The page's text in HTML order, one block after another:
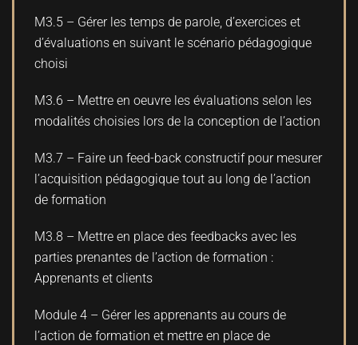
M3.5 – Gérer les temps de parole, d’exercices et
d’évaluations en suivant le scénario pédagogique
choisi
M3.6 – Mettre en oeuvre les évaluations selon les
modalités choisies lors de la conception de l’action
M3.7 – Faire un feed-back constructif pour mesurer
l’acquisition pédagogique tout au long de l’action
de formation
M3.8 – Mettre en place des feedbacks avec les
parties prenantes de l’action de formation :
Apprenants et clients
Module 4 – Gérer les apprenants au cours de
l’action de formation et mettre en place de